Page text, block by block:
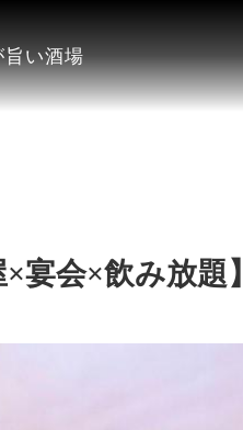
旨い酒場
宴会×飲み放題】